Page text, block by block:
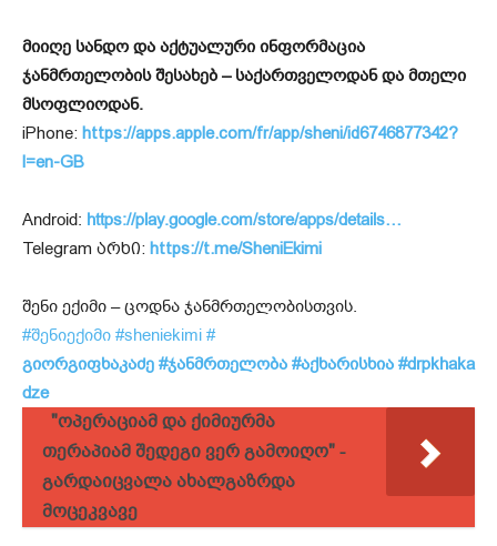
მიიღე სანდო და აქტუალური ინფორმაცია
ჯანმრთელობის შესახებ – საქართველოდან და მთელი
მსოფლიოდან.
iPhone: https://apps.apple.com/fr/app/sheni/id6746877342?
l=en-GB
Android: https://play.google.com/store/apps/details…
Telegram არხი: https://t.me/SheniEkimi
შენი ექიმი – ცოდნა ჯანმრთელობისთვის.
#შენიექიმი #sheniekimi #
გიორგიფხაკაძე #ჯანმრთელობა #აქხარისხია #drpkhaka
dze
"ოპერაციამ და ქიმიურმა
თერაპიამ შედეგი ვერ გამოიღო" -
გარდაიცვალა ახალგაზრდა
მოცეკვავე